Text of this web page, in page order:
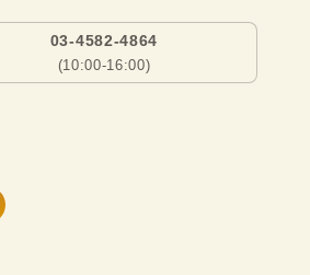
03-4582-4864
(10:00-16:00)